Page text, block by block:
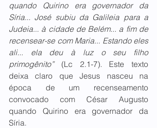
quando Quirino era governador da
Síria... José subiu da Galileia para a
Judeia... à cidade de Belém... a fim de
recensear-se com Maria... Estando eles
ali... ela deu à luz o seu filho
primogênito” (Lc 2.1-7). Este texto
deixa claro que Jesus nasceu na
época de um recenseamento
convocado com César Augusto
quando Quirino era governador da
Síria.